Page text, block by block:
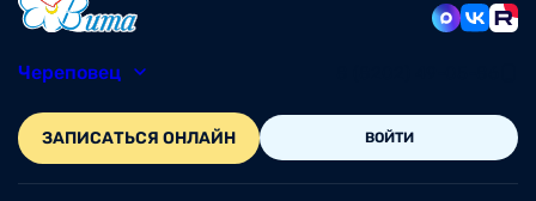
Череповец
ЗАПИСАТЬСЯ ОНЛАЙН ВОЙТИ